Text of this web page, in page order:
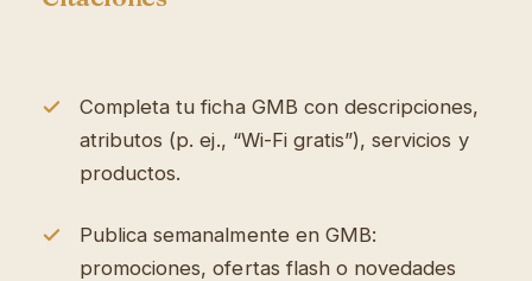
Completa tu ficha GMB con descripciones,
atributos (p. ej., “Wi-Fi gratis”), servicios y
productos.
Publica semanalmente en GMB:
promociones, ofertas flash o novedades